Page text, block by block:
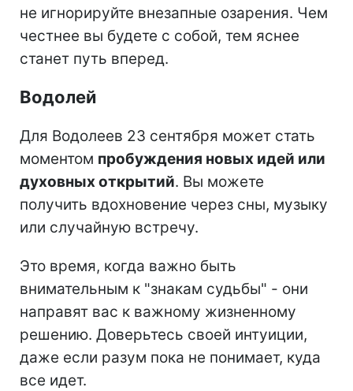
не игнорируйте внезапные озарения. Чем
честнее вы будете с собой, тем яснее
станет путь вперед.
Водолей
Для Водолеев 23 сентября может стать
моментом пробуждения новых идей или
духовных открытий. Вы можете
получить вдохновение через сны, музыку
или случайную встречу.
Это время, когда важно быть
внимательным к "знакам судьбы" - они
направят вас к важному жизненному
решению. Доверьтесь своей интуиции,
даже если разум пока не понимает, куда
все идет.